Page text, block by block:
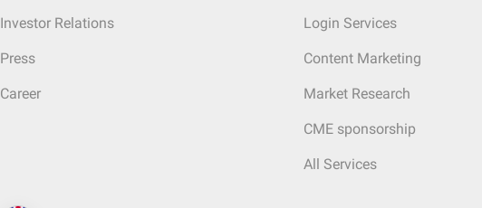
Investor Relations
Press
Career
Login Services
Content Marketing
Market Research
CME sponsorship
All Services